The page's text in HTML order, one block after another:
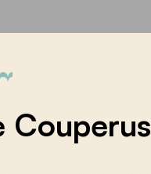
Couperus